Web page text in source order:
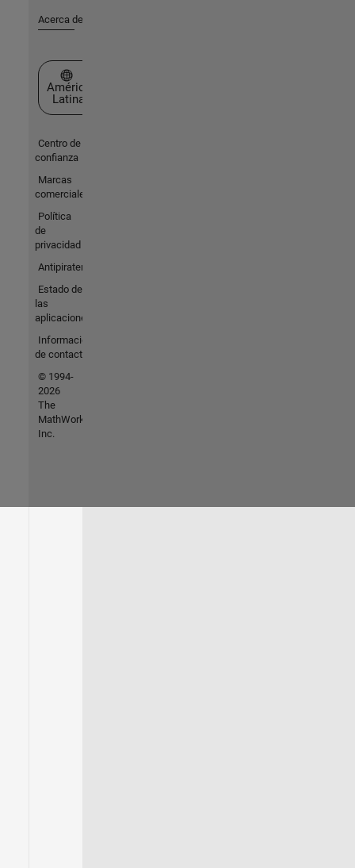
Acerca de MathWorks
Seleccione un país/idioma
América
Latina
Centro de
confianza
Marcas
comerciales
Política
de
privacidad
Antipiratería
Estado de
las
aplicaciones
Información
de contacto
© 1994-
2026
The
MathWorks,
Inc.